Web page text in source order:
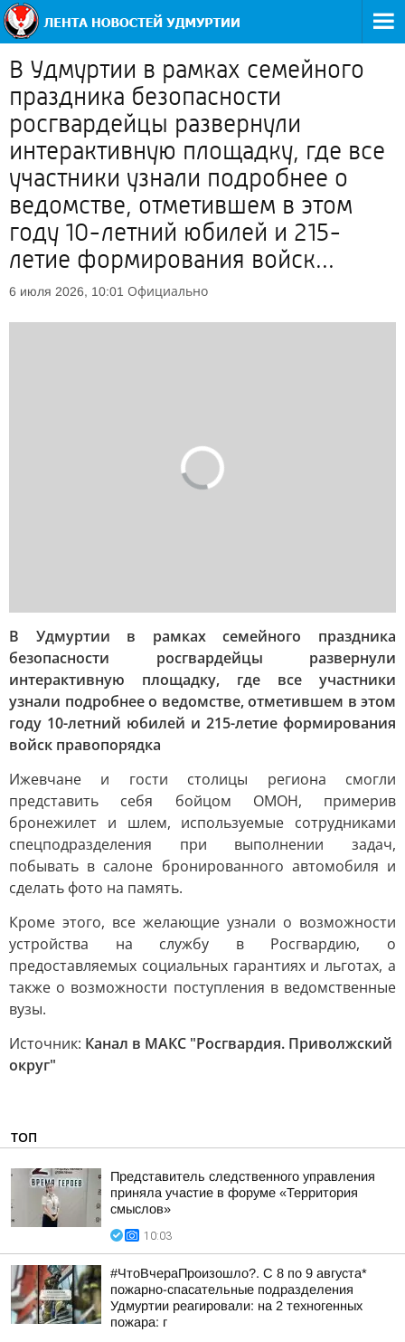
В Удмуртии в рамках семейного
праздника безопасности
росгвардейцы развернули
интерактивную площадку, где все
участники узнали подробнее о
ведомстве, отметившем в этом
году 10-летний юбилей и 215-
летие формирования войск...
6 июля 2026, 10:01 Официально
В Удмуртии в рамках семейного праздника
безопасности росгвардейцы развернули
интерактивную площадку, где все участники
узнали подробнее о ведомстве, отметившем в этом
году 10-летний юбилей и 215-летие формирования
войск правопорядка
Ижевчане и гости столицы региона смогли
представить себя бойцом ОМОН, примерив
бронежилет и шлем, используемые сотрудниками
спецподразделения при выполнении задач,
побывать в салоне бронированного автомобиля и
сделать фото на память.
Кроме этого, все желающие узнали о возможности
устройства на службу в Росгвардию, о
предоставляемых социальных гарантиях и льготах, а
также о возможности поступления в ведомственные
вузы.
Источник: Канал в МАКС "Росгвардия. Приволжский
округ"
ТОП
Представитель следственного управления
приняла участие в форуме «Территория
смыслов»
10:03
#ЧтоВчераПроизошло?. С 8 по 9 августа*
пожарно-спасательные подразделения
Удмуртии реагировали: на 2 техногенных
пожара: г